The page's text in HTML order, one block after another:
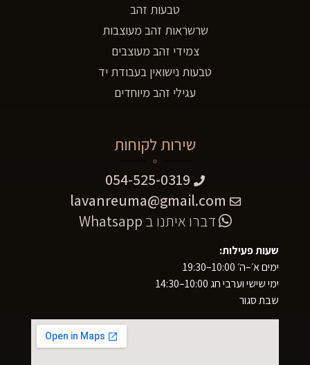
טבעות זהב
שרשראות זהב מעוצבות
צמידי זהב מעוצבים
טבעות נישואין בעבודת יד
עגילי זהב מיוחדים
שירות לקוחות
054-525-0319
lavanreuma@gmail.com
דברו איתנו ב Whatsapp
שעות פעילות:
ימים א׳–ה׳ 10:00–19:30
ימי שישי וערבי חג 10:00–14:30
שבת סגור